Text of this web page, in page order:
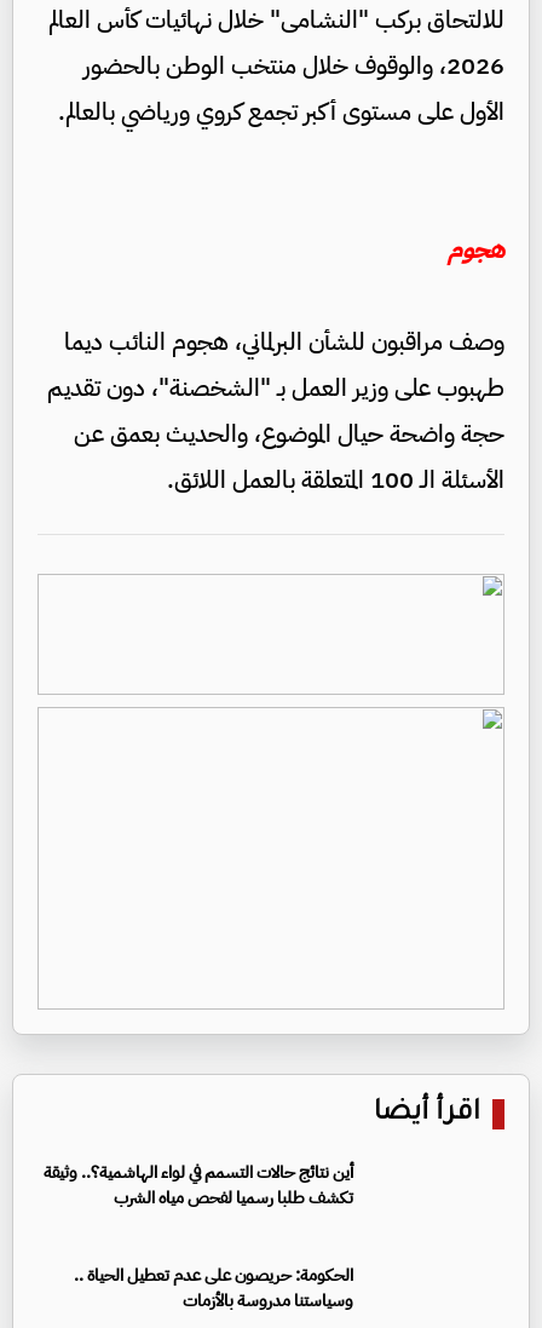
للالتحاق بركب "النشامى" خلال نهائيات كأس العالم
2026، والوقوف خلال منتخب الوطن بالحضور
الأول على مستوى أكبر تجمع كروي ورياضي بالعالم.
هجوم
وصف مراقبون للشأن البرلماني، هجوم النائب ديما
طهبوب على وزير العمل بـ "الشخصنة"، دون تقديم
حجة واضحة حيال الموضوع، والحديث بعمق عن
الأسئلة الـ 100 المتعلقة بالعمل اللائق.
اقرأ أيضا
أين نتائج حالات التسمم في لواء الهاشمية؟.. وثيقة
تكشف طلبا رسميا لفحص مياه الشرب
الحكومة: حريصون على عدم تعطيل الحياة ..
وسياستنا مدروسة بالأزمات